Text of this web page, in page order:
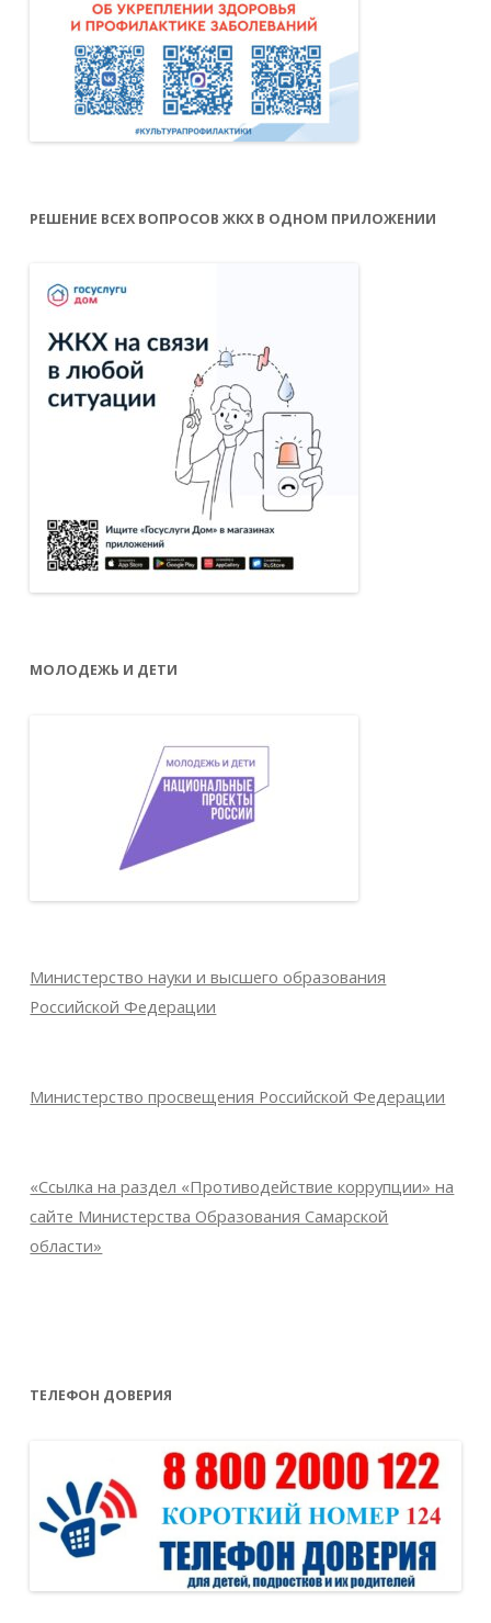
РЕШЕНИЕ ВСЕХ ВОПРОСОВ ЖКХ В ОДНОМ ПРИЛОЖЕНИИ
МОЛОДЕЖЬ И ДЕТИ
Министерство науки и высшего образования
Российской Федерации
Министерство просвещения Российской Федерации
«Ссылка на раздел «Противодействие коррупции» на
сайте Министерства Образования Самарской
области»
ТЕЛЕФОН ДОВЕРИЯ